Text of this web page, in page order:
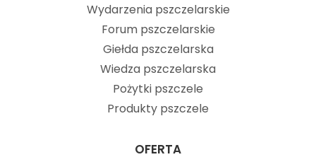
Wydarzenia pszczelarskie
Forum pszczelarskie
Giełda pszczelarska
Wiedza pszczelarska
Pożytki pszczele
Produkty pszczele
OFERTA